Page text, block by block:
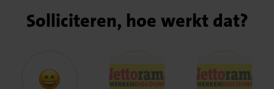
Solliciteren, hoe werkt dat?